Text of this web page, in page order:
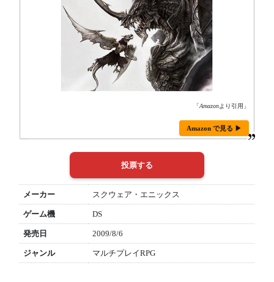
「Amazonより引用」
Amazon で見る ▶
メーカー スクウェア・エニックス
ゲーム機 DS
発売日 2009/8/6
ジャンル マルチプレイRPG